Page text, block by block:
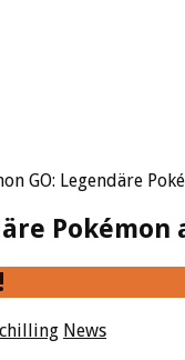
GO: Legendäre
Pokémon
News